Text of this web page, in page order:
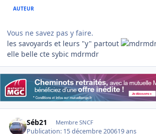
AUTEUR
Vous ne savez pas y faire.
les savoyards et leurs "y" partout
elle belle cte sybic mdrmdr
Séb21 Membre SNCF
Publication: 15 décembre 200619 ans